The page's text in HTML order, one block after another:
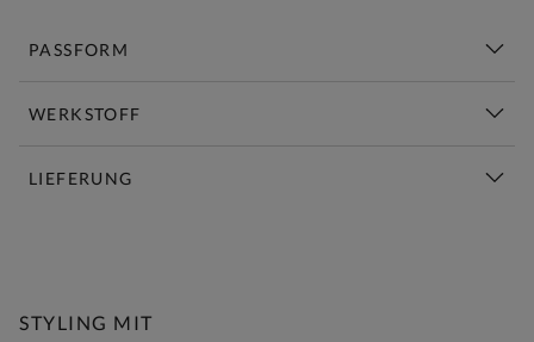
PASSFORM
WERKSTOFF
LIEFERUNG
STYLING MIT